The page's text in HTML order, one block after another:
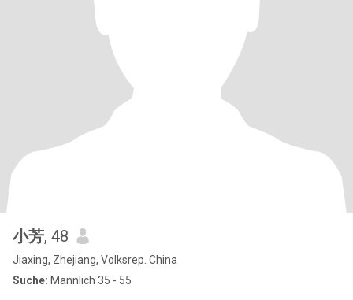
小芳, 48
Jiaxing, Zhejiang, Volksrep. China
Suche: Männlich 35 - 55